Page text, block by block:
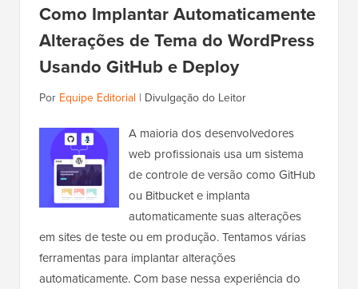
Como Implantar Automaticamente
Alterações de Tema do WordPress
Usando GitHub e Deploy
Por Equipe Editorial | Divulgação do Leitor
A maioria dos desenvolvedores
web profissionais usa um sistema
de controle de versão como GitHub
ou Bitbucket e implanta
automaticamente suas alterações
em sites de teste ou em produção. Tentamos várias
ferramentas para implantar alterações
automaticamente. Com base nessa experiência do